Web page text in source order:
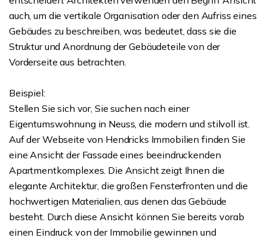
auch, um die vertikale Organisation oder den Aufriss eines
Gebäudes zu beschreiben, was bedeutet, dass sie die
Struktur und Anordnung der Gebäudeteile von der
Vorderseite aus betrachten.
Beispiel:
Stellen Sie sich vor, Sie suchen nach einer
Eigentumswohnung in Neuss, die modern und stilvoll ist.
Auf der Webseite von Hendricks Immobilien finden Sie
eine Ansicht der Fassade eines beeindruckenden
Apartmentkomplexes. Die Ansicht zeigt Ihnen die
elegante Architektur, die großen Fensterfronten und die
hochwertigen Materialien, aus denen das Gebäude
besteht. Durch diese Ansicht können Sie bereits vorab
einen Eindruck von der Immobilie gewinnen und